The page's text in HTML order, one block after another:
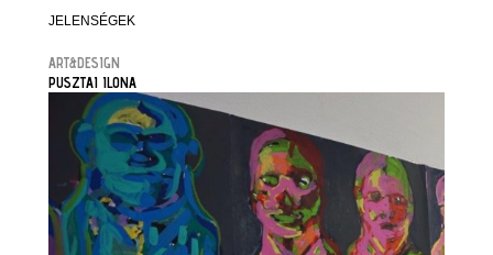
JELENSÉGEK
ART&DESIGN
PUSZTAI ILONA